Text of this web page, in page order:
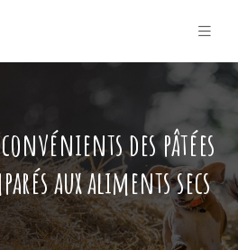
des pâtées
aux aliments secs